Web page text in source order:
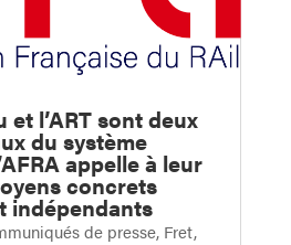
et l’ART sont deux
du système
appelle à leur
concrets
indépendants
de presse, Fret,